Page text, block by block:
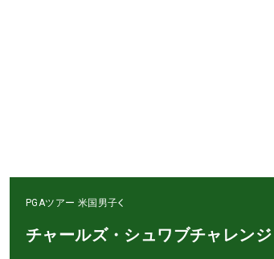
PGAツアー 米国男子
チャールズ・シュワブチャレンジ